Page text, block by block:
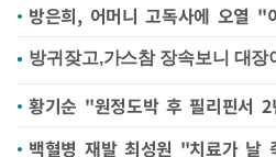
방은희, 어머니 고독사에 오열 "
황기순 "원정도박 후 필리핀서
백혈병 재발 최성원 "치료가 날